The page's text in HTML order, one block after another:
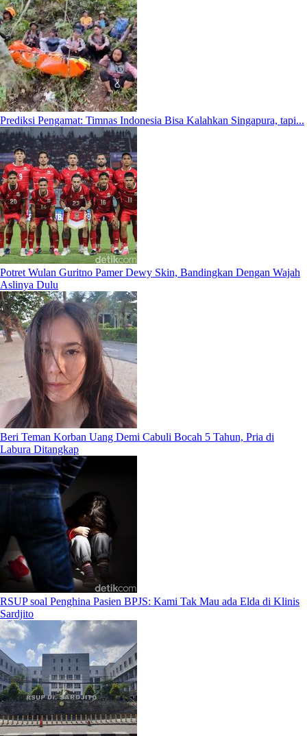
Prediksi Pengamat: Timnas Indonesia Bisa Kalahkan Singapura, tapi...
Potret Wulan Guritno Pamer Dewy Skin, Bandingkan Dengan Wajah
Aslinya Dulu
Beri Teman Korban Uang Demi Cabuli Bocah 5 Tahun, Pria di
Labura Ditangkap
RSUP soal Penghina Pasien BPJS: Kami Tak Mau ada Elda di Klinis
Sardjito